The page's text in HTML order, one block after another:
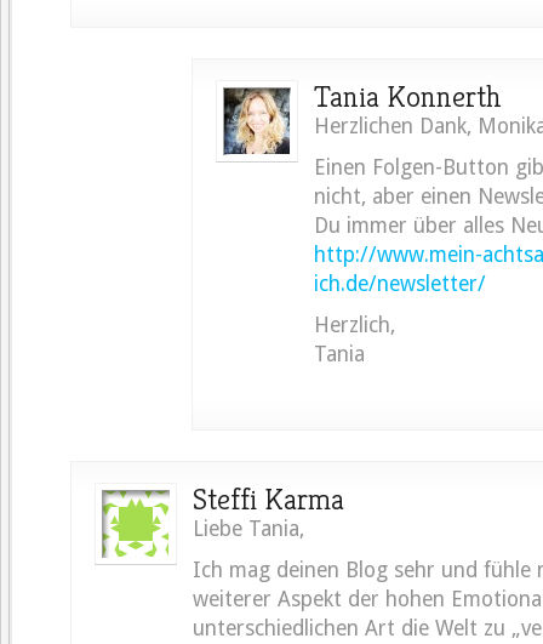
Tania Konnerth
Herzlichen Dank,
Einen Folgen-Button
nicht, aber einen
Du immer über alles
http://www.mein-
ich.de/newsletter/
Herzlich,
Tania
Steffi Karma
Liebe Tania,
Ich mag deinen Blog sehr und fühle
weiterer Aspekt der hohen
unterschiedlichen Art die Welt zu